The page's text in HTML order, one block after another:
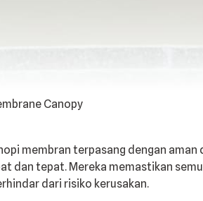
Canopy
membran terpasang dengan aman
dan tepat. Mereka memastikan
dari risiko kerusakan.